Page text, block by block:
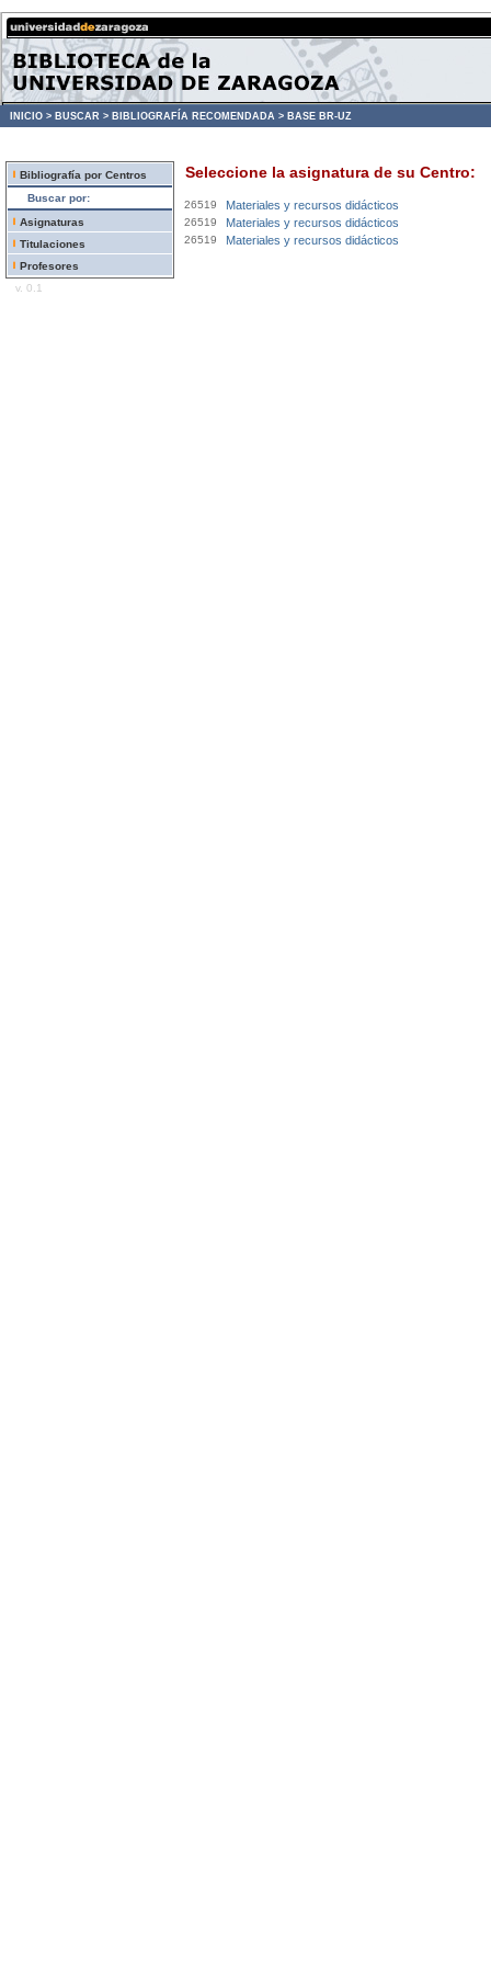
INICIO > BUSCAR > BIBLIOGRAFÍA RECOMENDADA > BASE BR-UZ
Bibliografía por Centros
Buscar por:
Asignaturas
Titulaciones
Profesores
v. 0.1
Seleccione la asignatura de su Centro:
26519 Materiales y recursos didácticos
26519 Materiales y recursos didácticos
26519 Materiales y recursos didácticos